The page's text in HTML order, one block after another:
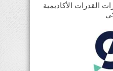
القدرات الأكاديمية